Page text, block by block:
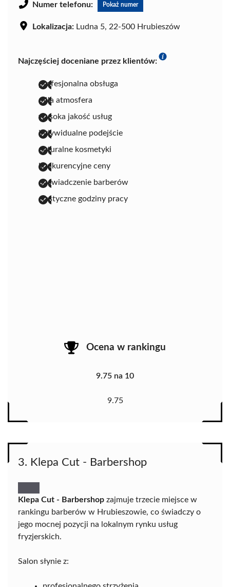
Numer telefonu: Pokaż numer
Lokalizacja: Ludna 5, 22-500 Hrubieszów
Najczęściej doceniane przez klientów:
profesjonalna obsługa
miła atmosfera
wysoka jakość usług
indywidualne podejście
naturalne kosmetyki
konkurencyjne ceny
doświadczenie barberów
elastyczne godziny pracy
Ocena w rankingu
9.75 na 10
9.75
3. Klepa Cut - Barbershop
Klepa Cut - Barbershop zajmuje trzecie miejsce w
rankingu barberów w Hrubieszowie, co świadczy o
jego mocnej pozycji na lokalnym rynku usług
fryzjerskich.
Salon słynie z: